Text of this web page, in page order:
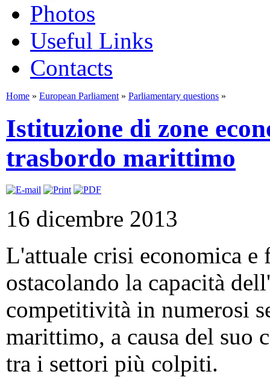
Photos
Useful Links
Contacts
Home » European Parliament » Parliamentary questions »
Istituzione di zone
trasbordo marittimo
16 dicembre 2013
L'attuale crisi economica e
ostacolando la capacità
competitività in numerosi
marittimo, a causa del suo
tra i settori più colpiti.